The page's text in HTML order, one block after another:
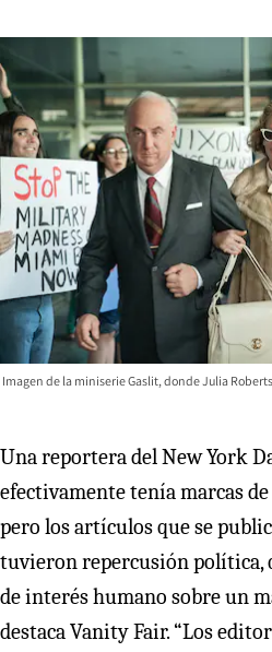
Imagen de la miniserie Gaslit, donde Julia
Una reportera del New York
efectivamente tenía marcas
pero los artículos que se
tuvieron repercusión política,
de interés humano sobre un
destaca Vanity Fair. “Los